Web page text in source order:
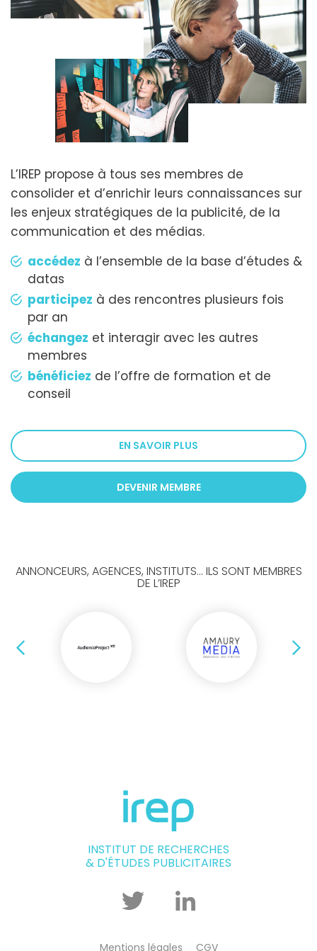
L’IREP propose à tous ses membres de
consolider et d’enrichir leurs connaissances sur
les enjeux stratégiques de la publicité, de la
communication et des médias.
accédez à l’ensemble de la base d’études &
datas
participez à des rencontres plusieurs fois
par an
échangez et interagir avec les autres
membres
bénéficiez de l’offre de formation et de
conseil
EN SAVOIR PLUS
DEVENIR MEMBRE
ANNONCEURS, AGENCES, INSTITUTS... ILS SONT MEMBRES
DE L’IREP
Précédent
INSTITUT DE RECHERCHES
& D'ÉTUDES PUBLICITAIRES
Twitter Linkedin
Mentions légales CGV